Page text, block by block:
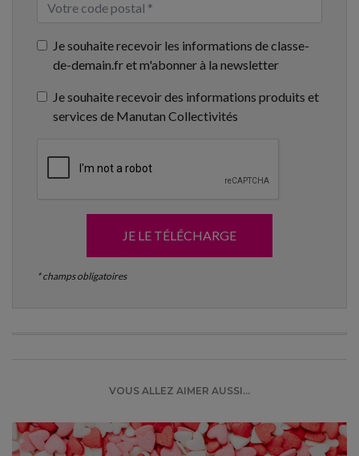
Je souhaite recevoir les informations de classe-
de-demain.fr et m'abonner à la newsletter
Je souhaite recevoir des informations produits et
services de Manutan Collectivités
JE LE TÉLÉCHARGE
* champs obligatoires
VOUS ALLEZ AIMER AUSSI...